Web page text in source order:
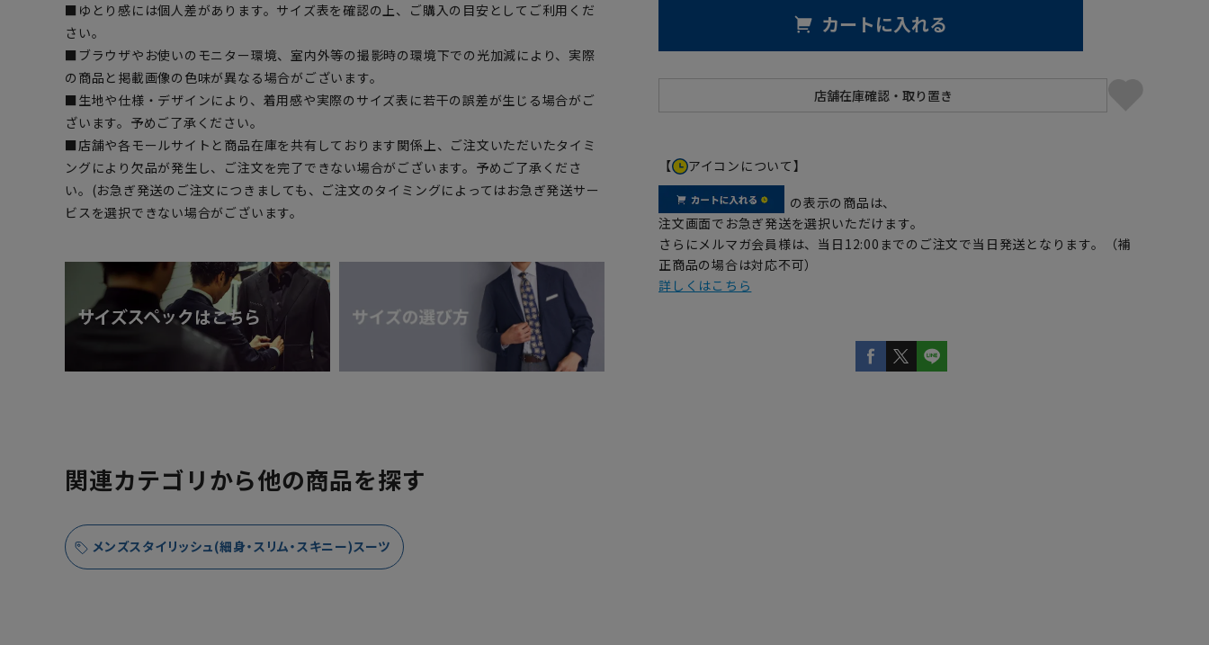
■ゆとり感には個人差があります。サイズ表を確認の上、ご購入の目安としてご利用くだ
さい。
■ブラウザやお使いのモニター環境、室内外等の撮影時の環境下での光加減により、実際
の商品と掲載画像の色味が異なる場合がございます。
■生地や仕様・デザインにより、着用感や実際のサイズ表に若干の誤差が生じる場合がご
ざいます。予めご了承ください。
■店舗や各モールサイトと商品在庫を共有しております関係上、ご注文いただいたタイミ
ングにより欠品が発生し、ご注文を完了できない場合がございます。予めご了承くださ
い。(お急ぎ発送のご注文につきましても、ご注文のタイミングによってはお急ぎ発送サー
ビスを選択できない場合がございます。
カートに入れる
【 アイコンについて】
の表示の商品は、
注文画面でお急ぎ発送を選択いただけます。
さらにメルマガ会員様は、当日12:00までのご注文で当日発送となります。（補
正商品の場合は対応不可）
詳しくはこちら
関連カテゴリから他の商品を探す
メンズスタイリッシュ(細身・スリム・スキニー)スーツ